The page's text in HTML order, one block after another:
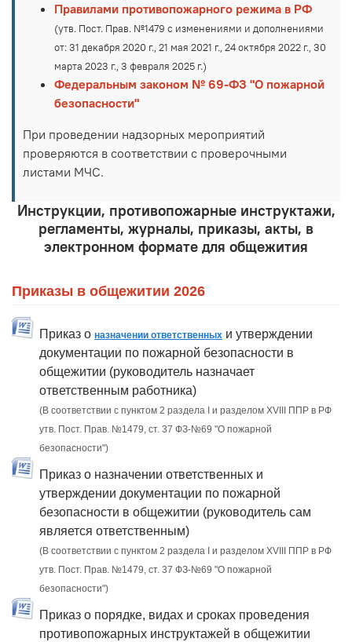
Правилами противопожарного режима в РФ
(утв. Пост. Прав. №1479 с изменениями и дополнениями
от: 31 декабря 2020 г., 21 мая 2021 г., 24 октября 2022 г., 30
марта 2023 г., 3 февраля 2025 г.)
Федеральным законом № 69-ФЗ "О пожарной
безопасности"
При проведении надзорных мероприятий
проверяются в соответствии с проверочными
листами МЧС.
Инструкции, противопожарные инструктажи,
регламенты, журналы, приказы, акты, в
электронном формате для общежития
Приказы в общежитии 2026
Приказ о назначении ответственных и утверждении
документации по пожарной безопасности в
общежитии (руководитель назначает
ответственным работника)
(В соответствии с пунктом 2 раздела I и разделом XVIII ППР в РФ
утв. Пост. Прав. №1479, ст. 37 ФЗ-№69 "О пожарной
безопасности")
Приказ о назначении ответственных и
утверждении документации по пожарной
безопасности в общежитии (руководитель сам
является ответственным)
(В соответствии с пунктом 2 раздела I и разделом XVIII ППР в РФ
утв. Пост. Прав. №1479, ст. 37 ФЗ-№69 "О пожарной
безопасности")
Приказ о порядке, видах и сроках проведения
противопожарных инструктажей в общежитии